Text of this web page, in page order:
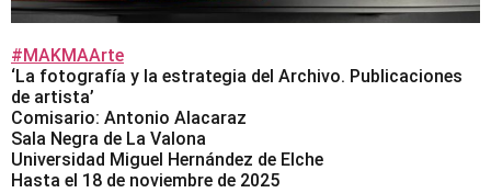
#MAKMAArte
‘La fotografía y la estrategia del Archivo. Publicaciones
de artista’
Comisario: Antonio Alacaraz
Sala Negra de La Valona
Universidad Miguel Hernández de Elche
Hasta el 18 de noviembre de 2025